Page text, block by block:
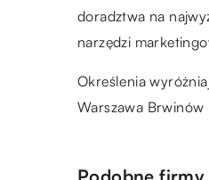
doradztwa na
narzędzi
Określenia
Warszawa Brwinów